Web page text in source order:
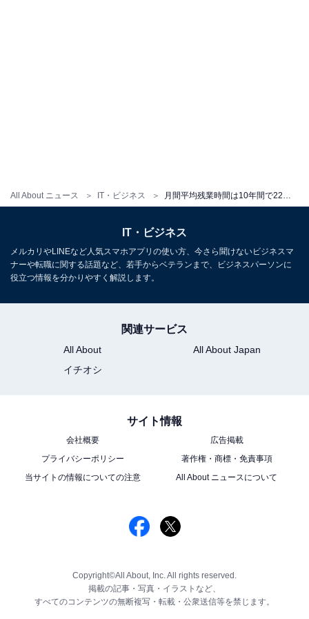
All About ニュース IT・ビジネス
IT・ビジネス
メルカリやLINEなど人気スマホアプリの使い方、今さら聞けないビジネスマ
ナーや転職に関する話題など、若手からベテランまで、ビジネスパーソンに
役立つ情報を分かりやすく解説します。
関連サービス
All About
All About Japan
イチオシ
サイト情報
会社概要
広告掲載
プライバシーポリシー
著作権・商標・免責事項
当サイトの情報についての注意
All About ニュースについて
Copyright©All About, Inc. All rights reserved.
掲載の記事・写真・イラストなど、
すべてのコンテンツの無断複写・転載・公衆送信等を禁じます。